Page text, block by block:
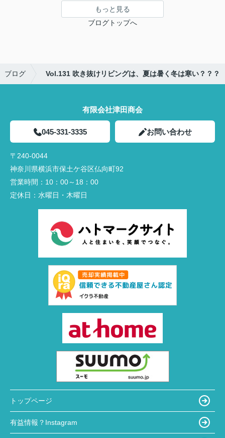
もっと見る
ブログトップへ
ブログ Vol.131 吹き抜けリビングは、夏は暑く冬は寒い？？？
有限会社津田商会
045-331-3335 お問い合わせ
〒240-0044
神奈川県横浜市保土ケ谷区仏向町92
営業時間： 10：00～18：00
定休日： 水曜日・木曜日
トップページ
有益情報？Instagram